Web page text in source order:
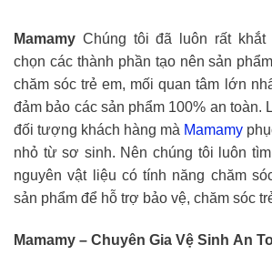
Mamamy Chúng tôi đã luôn rất
chọn các thành phần tạo nên sản
chăm sóc trẻ em, mối quan tâm lớn
đảm bảo các sản phẩm 100% an toàn.
đối tượng khách hàng mà Mamamy
nhỏ từ sơ sinh. Nên chúng tôi luôn
nguyên vật liệu có tính năng chăm
sản phẩm để hỗ trợ bảo vệ, chăm sóc
Mamamy – Chuyên Gia Vệ Sinh An